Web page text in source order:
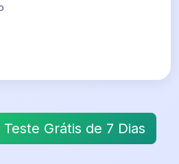
Grátis de 7 Dias